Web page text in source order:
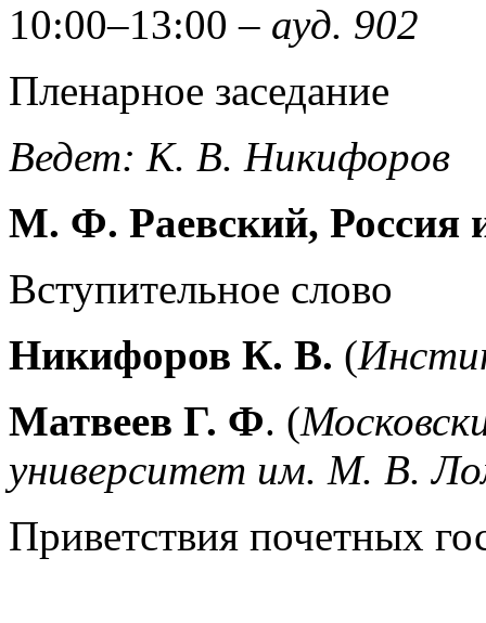
10:00–13:00 – ауд. 902
Пленарное заседание
Ведет: К. В. Никифоров
М. Ф. Раевский, Россия
Вступительное слово
Никифоров К. В. (
Матвеев Г. Ф. (
университет им. М. В.
Приветствия почетных